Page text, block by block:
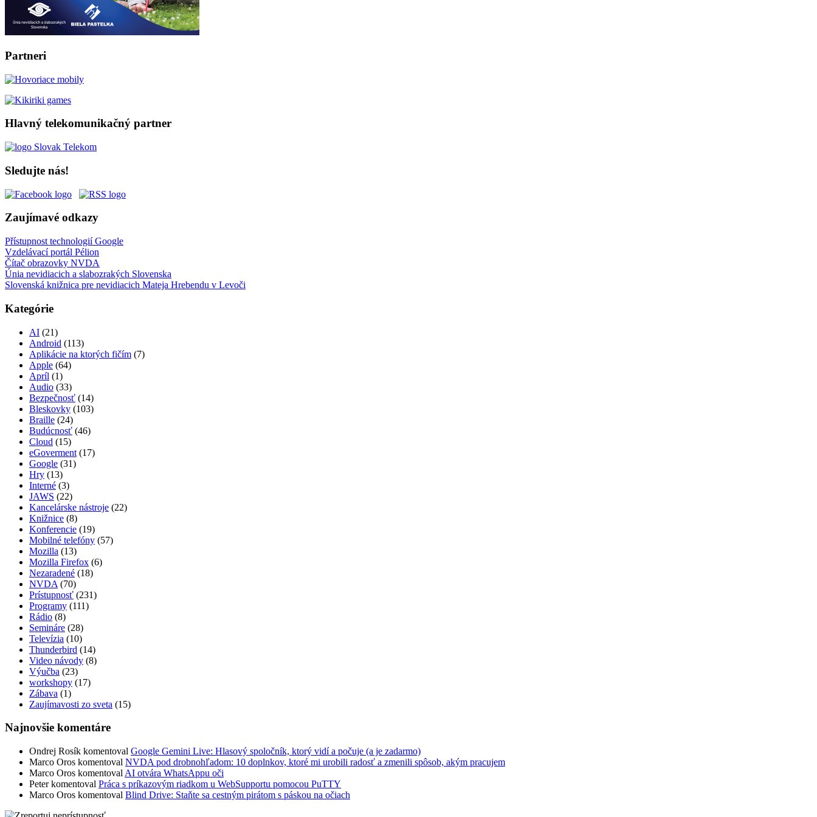
Partneri
Hlavný telekomunikačný partner
Sledujte nás!
Zaujímavé odkazy
Přístupnost technologií Google
Vzdelávací portál Pélion
Čítač obrazovky NVDA
Únia nevidiacich a slabozrakých Slovenska
Slovenská knižnica pre nevidiacich Mateja Hrebendu v Levoči
Kategórie
AI (21)
Android (113)
Aplikácie na ktorých fičím (7)
Apple (64)
Apríl (1)
Audio (33)
Bezpečnosť (14)
Bleskovky (103)
Braille (24)
Budúcnosť (46)
Cloud (15)
eGoverment (17)
Google (31)
Hry (13)
Interné (3)
JAWS (22)
Kancelárske nástroje (22)
Knižnice (8)
Konferencie (19)
Mobilné telefóny (57)
Mozilla (13)
Mozilla Firefox (6)
Nezaradené (18)
NVDA (70)
Prístupnosť (231)
Programy (111)
Rádio (8)
Semináre (28)
Televízia (10)
Thunderbird (14)
Video návody (8)
Výučba (23)
workshopy (17)
Zábava (1)
Zaujímavosti zo sveta (15)
Najnovšie komentáre
Ondrej Rosík komentoval Google Gemini Live: Hlasový spoločník, ktorý vidí a počuje (a je zadarmo)
Marco Oros komentoval NVDA pod drobnohľadom: 10 doplnkov, ktoré mi urobili radosť a zmenili spôsob, akým pracujem
Marco Oros komentoval AI otvára WhatsAppu oči
Peterkomentoval Práca s príkazovým riadkom u WebSupportu pomocou PuTTY
Marco Oros komentoval Blind Drive: Staňte sa cestným pirátom s páskou na očiach